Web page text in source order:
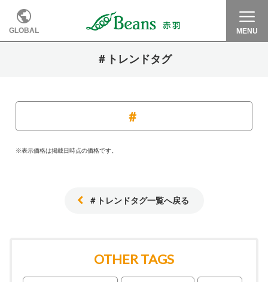
GLOBAL MENU
＃トレンドタグ
※表示価格は掲載日時点の価格です。
＃トレンドタグ一覧へ戻る
OTHER TAGS